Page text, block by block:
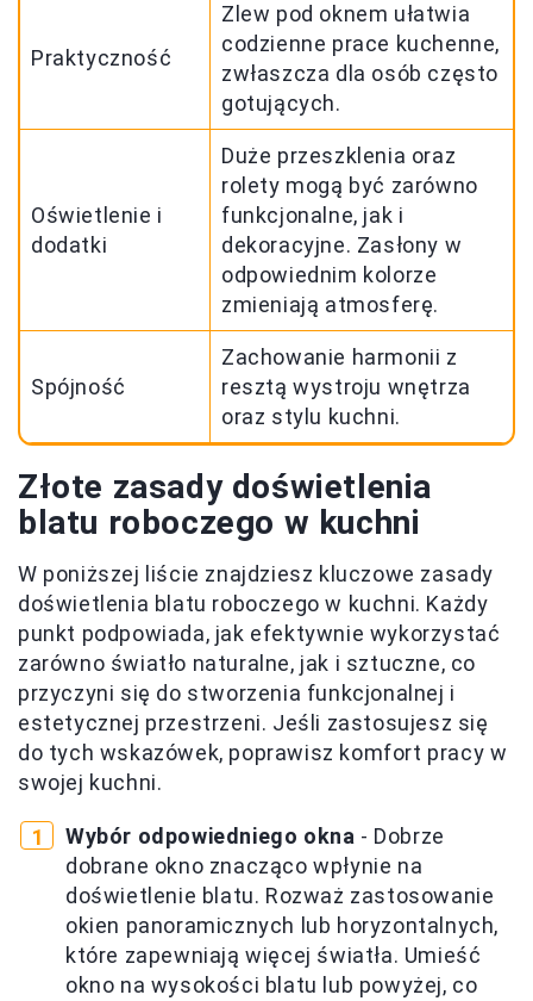
Praktyczność
Zlew pod oknem ułatwia
codzienne prace kuchenne,
zwłaszcza dla osób często
gotujących.
Oświetlenie i
dodatki
Duże przeszklenia oraz
rolety mogą być zarówno
funkcjonalne, jak i
dekoracyjne. Zasłony w
odpowiednim kolorze
zmieniają atmosferę.
Spójność
Zachowanie harmonii z
resztą wystroju wnętrza
oraz stylu kuchni.
Złote zasady doświetlenia
blatu roboczego w kuchni
W poniższej liście znajdziesz kluczowe zasady
doświetlenia blatu roboczego w kuchni. Każdy
punkt podpowiada, jak efektywnie wykorzystać
zarówno światło naturalne, jak i sztuczne, co
przyczyni się do stworzenia funkcjonalnej i
estetycznej przestrzeni. Jeśli zastosujesz się
do tych wskazówek, poprawisz komfort pracy w
swojej kuchni.
Wybór odpowiedniego okna - Dobrze
dobrane okno znacząco wpłynie na
doświetlenie blatu. Rozważ zastosowanie
okien panoramicznych lub horyzontalnych,
które zapewniają więcej światła. Umieść
okno na wysokości blatu lub powyżej, co